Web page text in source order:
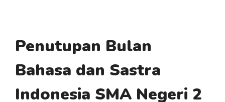
Penutupan Bulan
Bahasa dan Sastra
Indonesia SMA Negeri 2